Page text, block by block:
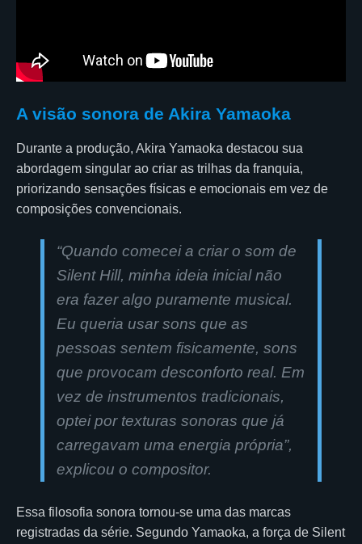
A visão sonora de Akira Yamaoka
Durante a produção, Akira Yamaoka destacou sua
abordagem singular ao criar as trilhas da franquia,
priorizando sensações físicas e emocionais em vez de
composições convencionais.
“Quando comecei a criar o som de
Silent Hill, minha ideia inicial não
era fazer algo puramente musical.
Eu queria usar sons que as
pessoas sentem fisicamente, sons
que provocam desconforto real. Em
vez de instrumentos tradicionais,
optei por texturas sonoras que já
carregavam uma energia própria”,
explicou o compositor.
Essa filosofia sonora tornou-se uma das marcas
registradas da série. Segundo Yamaoka, a força de Silent